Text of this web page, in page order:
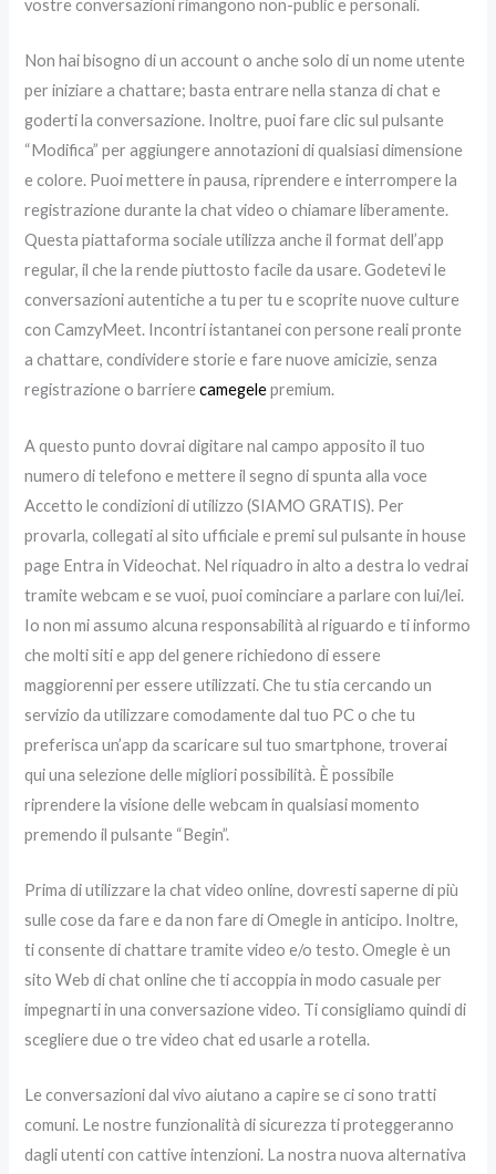
vostre conversazioni rimangono non-public e personali.
Non hai bisogno di un account o anche solo di un nome utente
per iniziare a chattare; basta entrare nella stanza di chat e
goderti la conversazione. Inoltre, puoi fare clic sul pulsante
“Modifica” per aggiungere annotazioni di qualsiasi dimensione
e colore. Puoi mettere in pausa, riprendere e interrompere la
registrazione durante la chat video o chiamare liberamente.
Questa piattaforma sociale utilizza anche il format dell’app
regular, il che la rende piuttosto facile da usare. Godetevi le
conversazioni autentiche a tu per tu e scoprite nuove culture
con CamzyMeet. Incontri istantanei con persone reali pronte
a chattare, condividere storie e fare nuove amicizie, senza
registrazione o barrierecamegelepremium.
A questo punto dovrai digitare nal campo apposito il tuo
numero di telefono e mettere il segno di spunta alla voce
Accetto le condizioni di utilizzo (SIAMO GRATIS). Per
provarla, collegati al sito ufficiale e premi sul pulsante in house
page Entra in Videochat. Nel riquadro in alto a destra lo vedrai
tramite webcam e se vuoi, puoi cominciare a parlare con lui/lei.
Io non mi assumo alcuna responsabilità al riguardo e ti informo
che molti siti e app del genere richiedono di essere
maggiorenni per essere utilizzati. Che tu stia cercando un
servizio da utilizzare comodamente dal tuo PC o che tu
preferisca un’app da scaricare sul tuo smartphone, troverai
qui una selezione delle migliori possibilità. È possibile
riprendere la visione delle webcam in qualsiasi momento
premendo il pulsante “Begin”.
Prima di utilizzare la chat video online, dovresti saperne di più
sulle cose da fare e da non fare di Omegle in anticipo. Inoltre,
ti consente di chattare tramite video e/o testo. Omegle è un
sito Web di chat online che ti accoppia in modo casuale per
impegnarti in una conversazione video. Ti consigliamo quindi di
scegliere due o tre video chat ed usarle a rotella.
Le conversazioni dal vivo aiutano a capire se ci sono tratti
comuni. Le nostre funzionalità di sicurezza ti proteggeranno
dagli utenti con cattive intenzioni. La nostra nuova alternativa